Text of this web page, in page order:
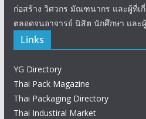
ก่อสร้าง วิศวกร มัณฑนากร และผู้ที่เ
ตลอดจนอาจารย์ นิสิต นักศึกษา และ
Links
YG Directory
Thai Pack Magazine
Thai Packaging Directory
Thai Industiral Market